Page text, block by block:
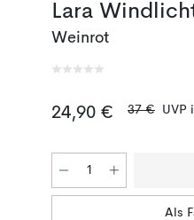
Lara
Weinrot
24,90 € 37 € UVP
Als